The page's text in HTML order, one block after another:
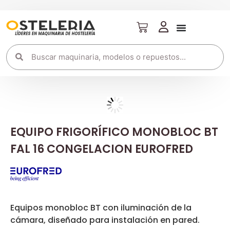
EQUIPO FRIGORÍFICO MONOBLOC BT
FAL 16 CONGELACION EUROFRED
Equipos monobloc BT con iluminación de la
cámara, diseñado para instalación en pared.